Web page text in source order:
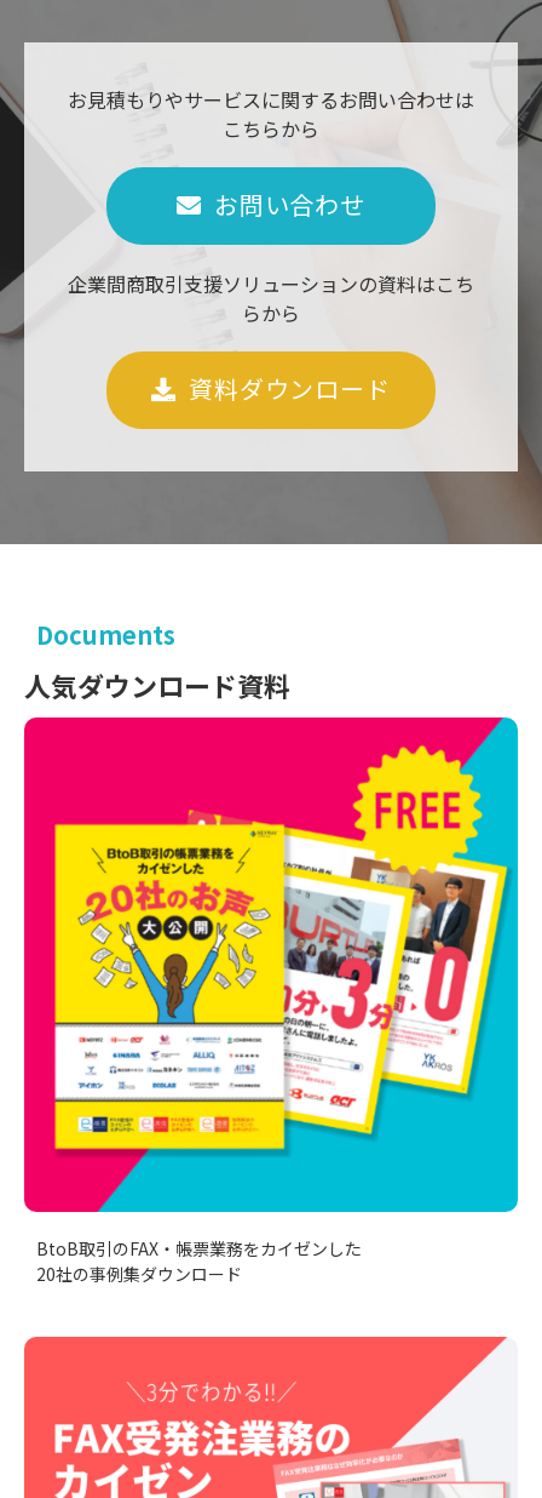
お見積もりやサービスに関するお問い合わせは
こちらから
お問い合わせ
企業間商取引支援ソリューションの資料はこち
らから
資料ダウンロード
Documents
人気ダウンロード資料
BtoB取引のFAX・帳票業務をカイゼンした
20社の事例集ダウンロード